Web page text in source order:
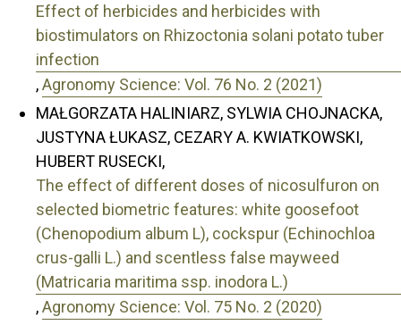
Effect of herbicides and herbicides with
biostimulators on Rhizoctonia solani potato tuber
infection
,Agronomy Science: Vol. 76 No. 2 (2021)
MAŁGORZATA HALINIARZ, SYLWIA CHOJNACKA,
JUSTYNA ŁUKASZ, CEZARY A. KWIATKOWSKI,
HUBERT RUSECKI,
The effect of different doses of nicosulfuron on
selected biometric features: white goosefoot
(Chenopodium album L), cockspur (Echinochloa
crus-galli L.) and scentless false mayweed
(Matricaria maritima ssp. inodora L.)
,Agronomy Science: Vol. 75 No. 2 (2020)